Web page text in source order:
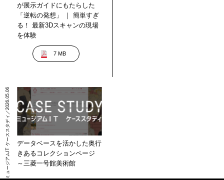
が展示ガイドにもたらした
「逆転の発想」 ｜ 簡単すぎ
る！ 最新3Dスキャンの現場
を体験
7 MB
ミュージアムIT ケーススタディ／2026.05.06
データベースを活かした奥行
きあるコレクションページ
～三菱一号館美術館